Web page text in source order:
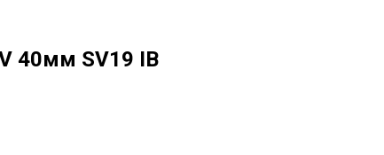
40мм SV19 IB